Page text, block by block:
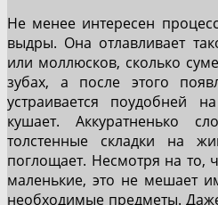
Не менее интересен
выдры. Она отлавливает
или моллюсков, сколько
зубах, а после этого
устраивается поудобней
кушает. Аккуратненько
толстенные складки на
поглощает. Несмотря на то,
маленькие, это не мешает
необходимые предметы.